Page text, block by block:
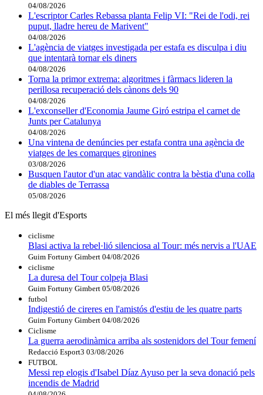
04/08/2026
L'escriptor Carles Rebassa planta Felip VI: "Rei de l'odi, rei
puput, lladre hereu de Marivent"
04/08/2026
L'agència de viatges investigada per estafa es disculpa i diu
que intentarà tornar els diners
04/08/2026
Torna la primor extrema: algoritmes i fàrmacs lideren la
perillosa recuperació dels cànons dels 90
04/08/2026
L'exconseller d'Economia Jaume Giró estripa el carnet de
Junts per Catalunya
04/08/2026
Una vintena de denúncies per estafa contra una agència de
viatges de les comarques gironines
03/08/2026
Busquen l'autor d'un atac vandàlic contra la bèstia d'una colla
de diables de Terrassa
05/08/2026
El més llegit d'Esports
ciclisme
Blasi activa la rebel·lió silenciosa al Tour: més nervis a l'UAE
Guim Fortuny Gimbert 04/08/2026
ciclisme
La duresa del Tour colpeja Blasi
Guim Fortuny Gimbert 05/08/2026
futbol
Indigestió de cireres en l'amistós d'estiu de les quatre parts
Guim Fortuny Gimbert 04/08/2026
Ciclisme
La guerra aerodinàmica arriba als sostenidors del Tour femení
Redacció Esport3 03/08/2026
FUTBOL
Messi rep elogis d'Isabel Díaz Ayuso per la seva donació pels
incendis de Madrid